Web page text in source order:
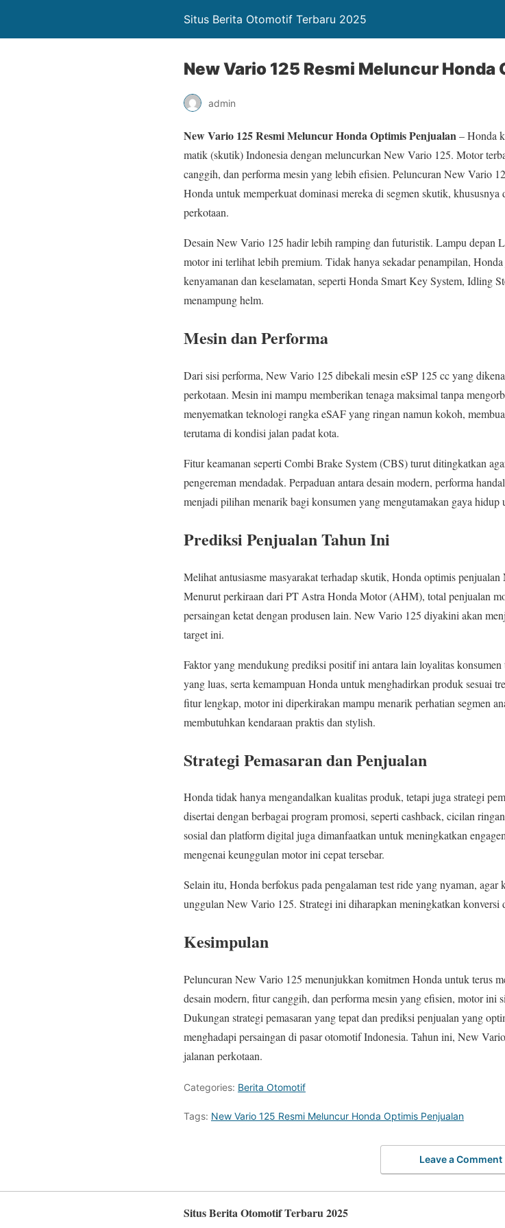
Situs Berita Otomotif Terbaru 2025
New Vario 125 Resmi Meluncur
admin
New Vario 125 Resmi Meluncur Honda Optimis Penjualan– Honda
matik (skutik) Indonesia dengan meluncurkan New Vario 125. Motor
canggih, dan performa mesin yang lebih efisien. Peluncuran New Vario
Honda untuk memperkuat dominasi mereka di segmen skutik,
perkotaan.
Desain New Vario 125 hadir lebih ramping dan futuristik. Lampu depan
motor ini terlihat lebih premium. Tidak hanya sekadar penampilan,
kenyamanan dan keselamatan, seperti Honda Smart Key System, Idling
menampung helm.
Mesin dan Performa
Dari sisi performa, New Vario 125 dibekali mesin eSP 125 cc yang
perkotaan. Mesin ini mampu memberikan tenaga maksimal tanpa
menyematkan teknologi rangka eSAF yang ringan namun kokoh,
terutama di kondisi jalan padat kota.
Fitur keamanan seperti Combi Brake System (CBS) turut ditingkatkan
pengereman mendadak. Perpaduan antara desain modern, performa
menjadi pilihan menarik bagi konsumen yang mengutamakan gaya hidup
Prediksi Penjualan Tahun Ini
Melihat antusiasme masyarakat terhadap skutik, Honda optimis
Menurut perkiraan dari PT Astra Honda Motor (AHM), total penjualan
persaingan ketat dengan produsen lain. New Vario 125 diyakini akan
target ini.
Faktor yang mendukung prediksi positif ini antara lain loyalitas
yang luas, serta kemampuan Honda untuk menghadirkan produk sesuai
fitur lengkap, motor ini diperkirakan mampu menarik perhatian segmen
membutuhkan kendaraan praktis dan stylish.
Strategi Pemasaran dan Penjualan
Honda tidak hanya mengandalkan kualitas produk, tetapi juga strategi
disertai dengan berbagai program promosi, seperti cashback, cicilan
sosial dan platform digital juga dimanfaatkan untuk meningkatkan
mengenai keunggulan motor ini cepat tersebar.
Selain itu, Honda berfokus pada pengalaman test ride yang nyaman,
unggulan New Vario 125. Strategi ini diharapkan meningkatkan konversi
Kesimpulan
Peluncuran New Vario 125 menunjukkan komitmen Honda untuk terus
desain modern, fitur canggih, dan performa mesin yang efisien, motor ini
Dukungan strategi pemasaran yang tepat dan prediksi penjualan yang
menghadapi persaingan di pasar otomotif Indonesia. Tahun ini, New
jalanan perkotaan.
Categories: Berita Otomotif
Tags: New Vario 125 Resmi Meluncur Honda Optimis Penjualan
Leave a Comment
Situs Berita Otomotif Terbaru 2025